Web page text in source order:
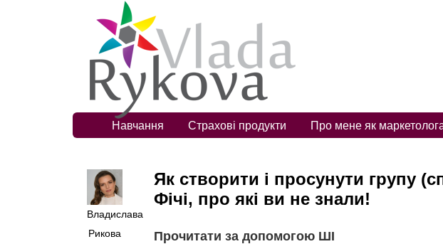
Навчання Страхові продукти Про мене як
Владислава
Рикова
Як створити і просунути групу
Фічі, про які ви не знали!
Прочитати за допомогою ШІ